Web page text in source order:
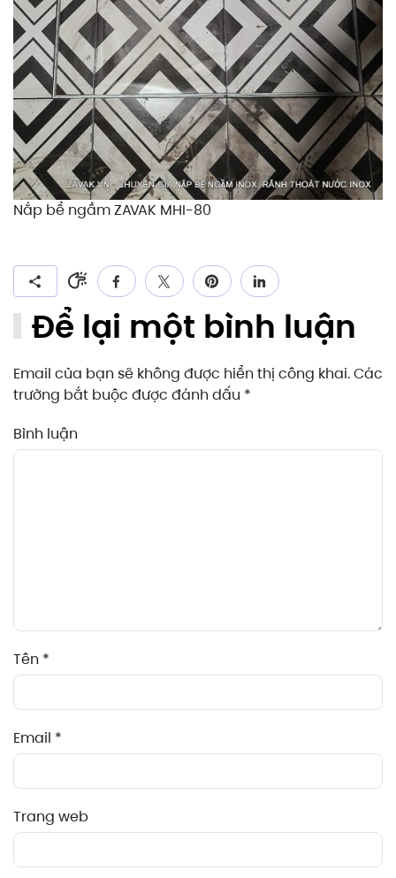
Nắp bể ngầm ZAVAK MHI-80
Để lại một bình luận
Email của bạn sẽ không được hiển thị công khai. Các
trường bắt buộc được đánh dấu *
Bình luận
Tên *
Email *
Trang web